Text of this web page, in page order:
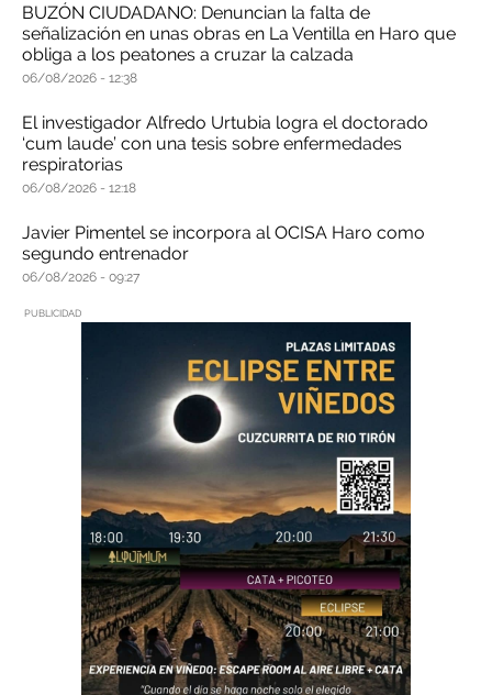
BUZÓN CIUDADANO: Denuncian la falta de
señalización en unas obras en La Ventilla en Haro que
obliga a los peatones a cruzar la calzada
06/08/2026 12:38
El investigador Alfredo Urtubia logra el doctorado
‘cum laude’ con una tesis sobre enfermedades
respiratorias
06/08/2026 12:18
Javier Pimentel se incorpora al OCISA Haro como
segundo entrenador
06/08/2026 09:27
PUBLICIDAD